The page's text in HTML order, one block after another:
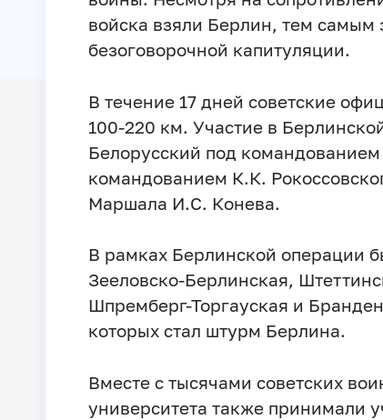
войска взяли Берлин, тем самым
безоговорочной капитуляции.
В течение 17 дней советские
100-220 км. Участие в
Белорусский под
командованием К.К.
Маршала И.С. Конева.
В рамках Берлинской операции
Зееловско-Берлинская,
Шпремберг-Торгауская и
которых стал штурм Берлина.
Вместе с тысячами советских
университета также принимали